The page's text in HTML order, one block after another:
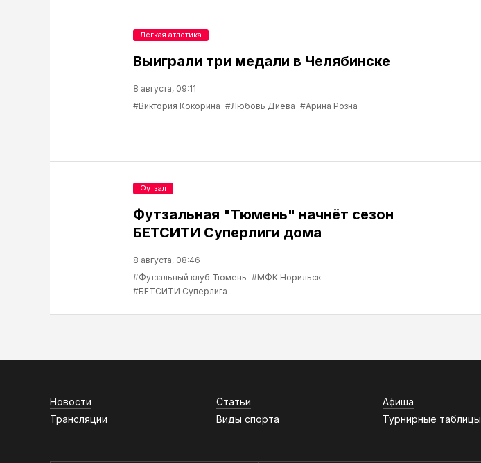
Выиграли три медали в Челябинске
8 августа, 09:11
#Виктория Кокорина #Любовь Диева #Арина Розна
Легкая атлетика
Футзальная "Тюмень" начнёт сезон
БЕТСИТИ Суперлиги дома
8 августа, 08:46
#Футзальный клуб Тюмень #МФК Норильск
#БЕТСИТИ Суперлига
Футзал
Новости Статьи Афиша
Трансляции
Виды спорта Турнирные таблицы